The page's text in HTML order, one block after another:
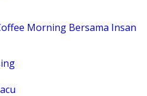
Morning Bersama Insan